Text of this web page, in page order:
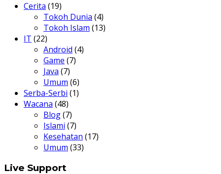
Cerita (19)
Tokoh Dunia (4)
Tokoh Islam (13)
IT (22)
Android (4)
Game (7)
Java (7)
Umum (6)
Serba-Serbi (1)
Wacana (48)
Blog(7)
Islami (7)
Kesehatan (17)
Umum (33)
Live Support